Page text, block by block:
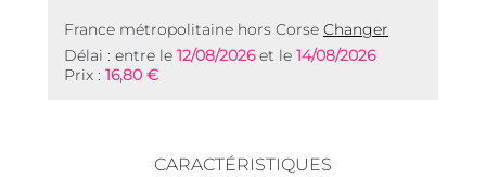
France métropolitaine hors Corse Changer
Délai : entre le 12/08/2026et le 14/08/2026
Prix : 16,80 €
CARACTÉRISTIQUES